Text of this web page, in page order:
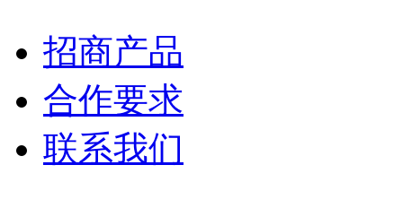
招商产品
合作要求
联系我们